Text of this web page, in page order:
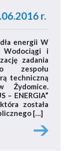
r.
energii W
Wodociągi i
zadania
zespołu
techniczną
Żydomice.
– ENERGIA”
została
[…]